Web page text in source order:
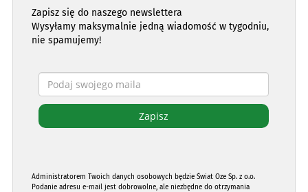
Zapisz się do naszego newslettera
Wysyłamy maksymalnie jedną wiadomość w tygodniu,
nie spamujemy!
Administratorem Twoich danych osobowych będzie Świat Oze Sp. z o.o.
Podanie adresu e-mail jest dobrowolne, ale niezbędne do otrzymania